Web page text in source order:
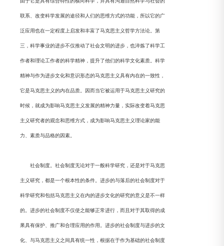
联系、改变科学发展的途径和人们的思维方式的功能，所以它的广
泛应用也在一定程度上启发和丰富了马克思主义哲学方法论。第
三，科学事业的进步不仅推动了社会文明的进步，也淬炼了科学工
作者和理论工作者的科学精神，提升了他们的科学文化素质。科学
精神与作为进步文化和意识形态的马克思主义具有内在的一致性，
它是马克思主义的内在品质。因而当它被运用于马克思主义研究的
时候，就成为影响马克思主义发展的精神力量，实际改变着马克思
主义研究者的观念和思维方式，成为影响马克思主义理论家的能
力、素质与品格的因素。
社会制度。社会制度无论对于一般科学研究，还是对于马克思
主义研究，都是一个根本性的条件。进步的与落后的社会制度对于
科学研究和包括马克思主义在内的进步文化的研究的意义是不一样
的。进步的社会制度不仅使之能够正常进行，而且对于其取得的成
果具有保护、推广和合理应用的作用。进步的社会制度与进步的文
化、与马克思主义之间具有统一性，根据在于作为基础的社会制度